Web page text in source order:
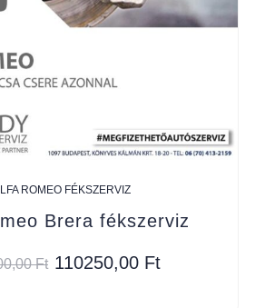
ROMEO FÉKSZERVIZ
Brera fékszerviz
Ft 110250,00 Ft